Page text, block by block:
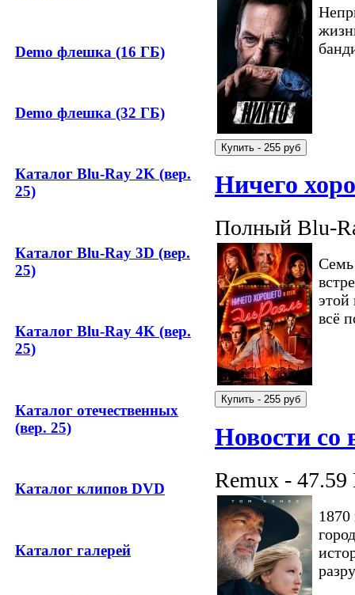
Demo флешка (16 ГБ)
Demo флешка (32 ГБ)
Каталог Blu-Ray 2K (вер.
25)
Каталог Blu-Ray 3D (вер.
25)
Каталог Blu-Ray 4K (вер.
25)
Каталог отечественных
(вер. 25)
Каталог клипов DVD
Каталог галерей
Ничего
Полный Blu-
Семь
всё
Новости со
Remux - 47.59